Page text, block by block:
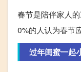
春节是陪伴家人
0%的人认为春节
过年闺蜜一起